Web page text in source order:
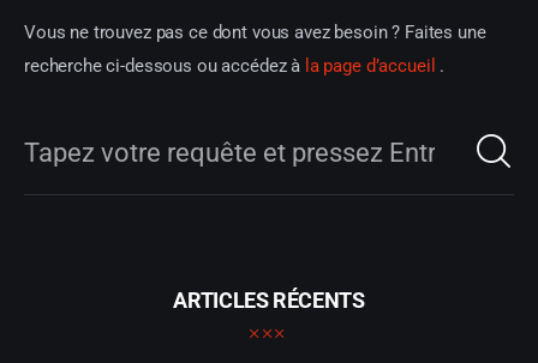
Documents
Le Comité Directeur
Vous ne trouvez pas ce dont vous avez besoin ? Faites une
recherche ci-dessous ou accédez à la page d’accueil .
ARTICLES RÉCENTS